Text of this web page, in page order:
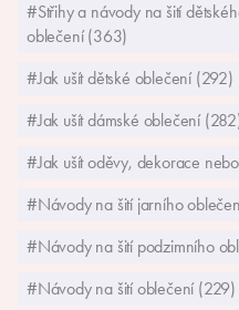
#Střihy a návody na šití
oblečení (363)
#Jak ušít dětské oblečení (292)
#Jak ušít dámské oblečení
#Jak ušít oděvy, dekorace
#Návody na šití jarního
#Návody na šití podzimního
#Návody na šití oblečení (229)